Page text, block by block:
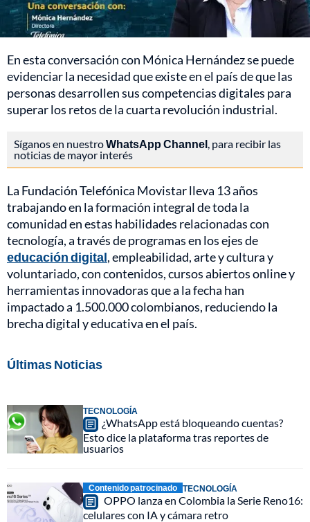
En esta conversación con Mónica Hernández se puede
evidenciar la necesidad que existe en el país de que las
personas desarrollen sus competencias digitales para
superar los retos de la cuarta revolución industrial.
Síganos en nuestroWhatsApp Channel , para recibir las
noticias de mayor interés
La Fundación Telefónica Movistar lleva 13 años
trabajando en la formación integral de toda la
comunidad en estas habilidades relacionadas con
tecnología, a través de programas en los ejes de
educación digital, empleabilidad, arte y cultura y
voluntariado, con contenidos, cursos abiertos online y
herramientas innovadoras que a la fecha han
impactado a 1.500.000 colombianos, reduciendo la
brecha digital y educativa en el país.
Últimas Noticias
TECNOLOGÍA
¿WhatsApp está bloqueando cuentas?
Esto dice la plataforma tras reportes de
usuarios
Contenido patrocinado TECNOLOGÍA
OPPO lanza en Colombia la Serie Reno16:
celulares con IA y cámara retro